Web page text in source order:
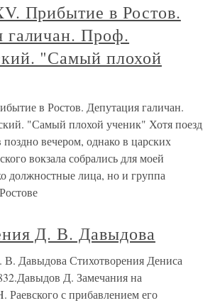
Прибытие в Ростов.
галичан. Проф.
"Самый плохой
в Ростов. Депутация галичан.
"Самый плохой ученик" Хотя поезд
вечером, однако в царских
вокзала собрались для моей
должностные лица, но и группа
Д. В. Давыдова
В. Давыдова Стихотворения Дениса
Д. Замечания на
Раевского с прибавлением его